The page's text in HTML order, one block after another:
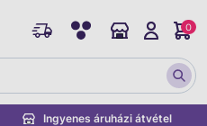
Ingyenes áruházi átvétel
0